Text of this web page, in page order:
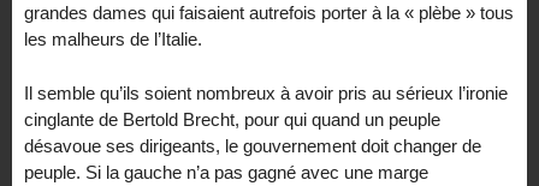
grandes dames qui faisaient autrefois porter à la « plèbe » tous
les malheurs de l’Italie.
Il semble qu’ils soient nombreux à avoir pris au sérieux l’ironie
cinglante de Bertold Brecht, pour qui quand un peuple
désavoue ses dirigeants, le gouvernement doit changer de
peuple. Si la gauche n’a pas gagné avec une marge